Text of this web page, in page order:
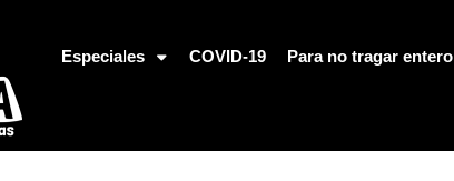
Especiales COVID-19 Para no tragar entero